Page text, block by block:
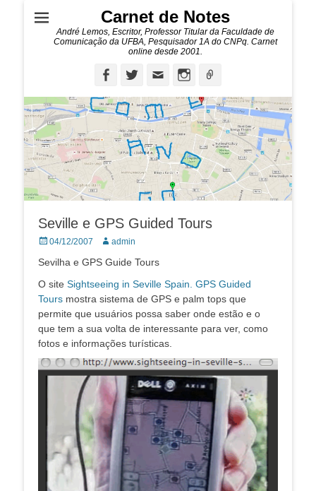
Carnet de Notes
André Lemos, Escritor, Professor Titular da Faculdade de
Comunicação da UFBA, Pesquisador 1A do CNPq. Carnet
online desde 2001.
FacebookTwitterEmail Instagram
Seville e GPS Guided Tours
Posted
04/12/2007 Autor:admin
Sevilha e GPS Guide Tours
O site Sightseeing in Seville Spain. GPS Guided
Tours mostra sistema de GPS e palm tops que
permite que usuários possa saber onde estão e o
que tem a sua volta de interessante para ver, como
fotos e informações turísticas.